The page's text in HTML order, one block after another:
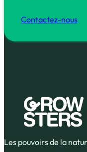
Contactez-nous
Les pouvoirs de la